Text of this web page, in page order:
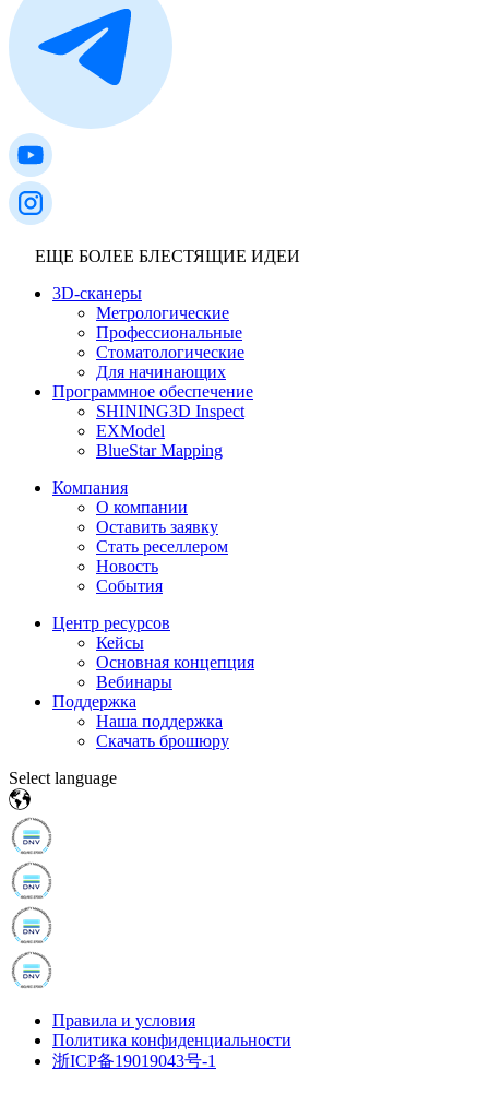
ЕЩЕ БОЛЕЕ БЛЕСТЯЩИЕ ИДЕИ
3D-сканеры
Метрологические
Профессиональные
Стоматологические
Для начинающих
Программное обеспечение
SHINING3D Inspect
EXModel
BlueStar Mapping
Компания
О компании
Оставить заявку
Стать реселлером
Новость
События
Центр ресурсов
Кейсы
Основная концепция
Вебинары
Поддержка
Наша поддержка
Скачать брошюру
Select language
Правила и условия
Политика конфиденциальности
浙ICP备19019043号-1